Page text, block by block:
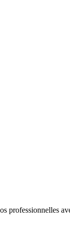
professionnelles